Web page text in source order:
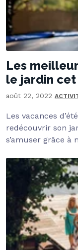
Les
le jardin
août 22, 2022
Les vacances
redécouvrir son
s’amuser grâce à